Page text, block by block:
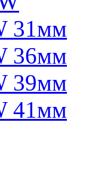
31мм
36мм
39мм
41мм